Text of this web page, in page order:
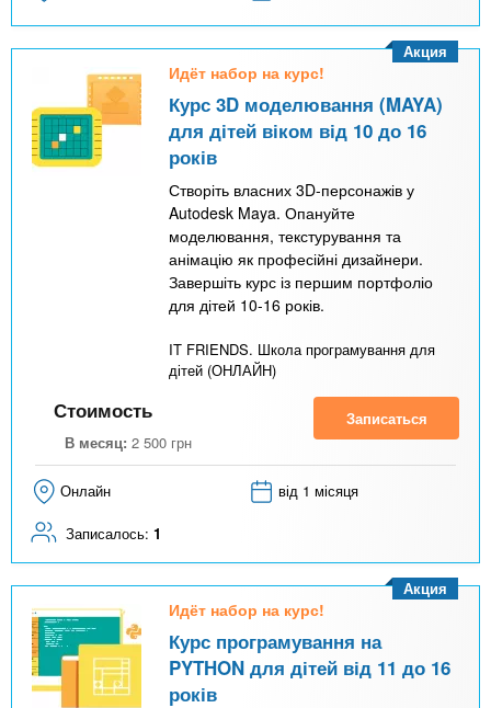
Идёт набор на курс!
Курс 3D моделювання (MAYA)
для дітей віком від 10 до 16
років
Створіть власних 3D-персонажів у
Autodesk Maya. Опануйте
моделювання, текстурування та
анімацію як професійні дизайнери.
Завершіть курс із першим портфоліо
для дітей 10-16 років.
IT FRIENDS. Школа програмування для
дітей (ОНЛАЙН)
Акция
Стоимость
В месяц: 2 500 грн
Записаться
Онлайн від 1 місяця
Записалось: 1
Идёт набор на курс!
Курс програмування на
PYTHON для дітей від 11 до 16
років
Акция